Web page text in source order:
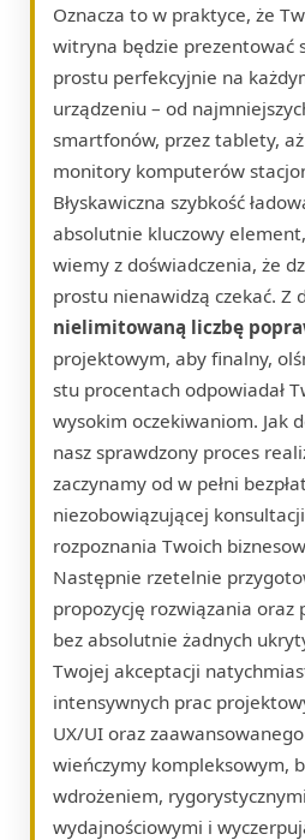
Oznacza to w praktyce, że
witryna będzie prezentować
prostu perfekcyjnie na
urządzeniu – od
smartfonów, przez tablety,
monitory komputerów
Błyskawiczna szybkość
absolutnie kluczowy
wiemy z doświadczenia, że
prostu nienawidzą czekać. Z
nielimitowaną liczbę
projektowym, aby finalny,
stu procentach odpowiadał
wysokim oczekiwaniom. Jak
nasz sprawdzony proces
zaczynamy od w pełni
niezobowiązującej
rozpoznania Twoich
Następnie rzetelnie
propozycję rozwiązania oraz
bez absolutnie żadnych
Twojej akceptacji
intensywnych prac
UX/UI oraz
wieńczymy kompleksowym,
wdrożeniem,
wydajnościowymi i